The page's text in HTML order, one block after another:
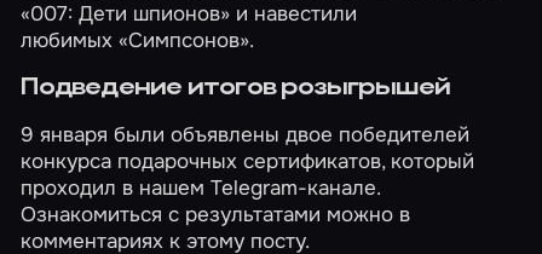
«007: Дети шпионов» и навестили
любимых«Симпсонов».
Подведение итогов розыгрышей
9 января были объявлены двое победителей
конкурса подарочных сертификатов, который
проходил в нашем Telegram-канале.
Ознакомиться с результатами можно в
комментариях кэтому посту.